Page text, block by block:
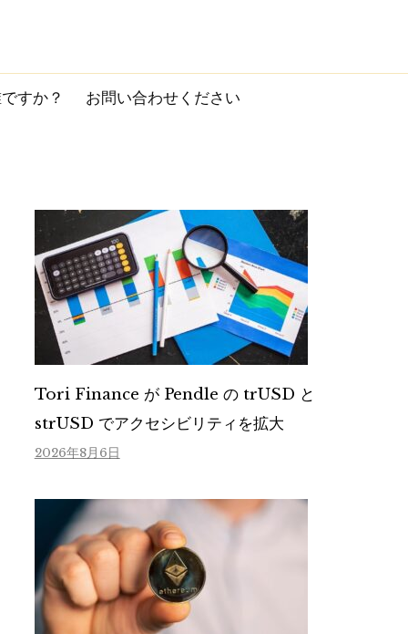
すか？ お問い合わせください
Tori Finance が Pendle の trUSD と
strUSD でアクセシビリティを拡大
2026年8月6日